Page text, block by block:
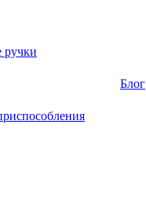
ручки
Блог